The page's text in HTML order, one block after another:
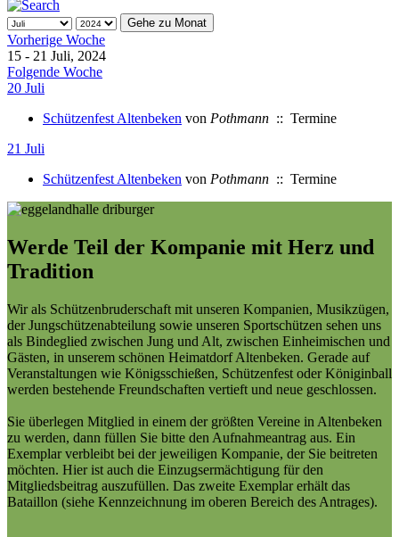
Gehe zu Monat
Vorherige Woche
15 - 21 Juli, 2024
Folgende Woche
20 Juli
Schützenfest Altenbeken von Pothmann :: Termine
21 Juli
Schützenfest Altenbeken von Pothmann :: Termine
Werde Teil der Kompanie mit Herz und
Tradition
Wir als Schützenbruderschaft mit unseren Kompanien, Musikzügen,
der Jungschützenabteilung sowie unseren Sportschützen sehen uns
als Bindeglied zwischen Jung und Alt, zwischen Einheimischen und
Gästen, in unserem schönen Heimatdorf Altenbeken. Gerade auf
Veranstaltungen wie Königsschießen, Schützenfest oder Königinball
werden bestehende Freundschaften vertieft und neue geschlossen.
Sie überlegen Mitglied in einem der größten Vereine in Altenbeken
zu werden, dann füllen Sie bitte den Aufnahmeantrag aus. Ein
Exemplar verbleibt bei der jeweiligen Kompanie, der Sie beitreten
möchten. Hier ist auch die Einzugsermächtigung für den
Mitgliedsbeitrag auszufüllen. Das zweite Exemplar erhält das
Bataillon (siehe Kennzeichnung im oberen Bereich des Antrages).